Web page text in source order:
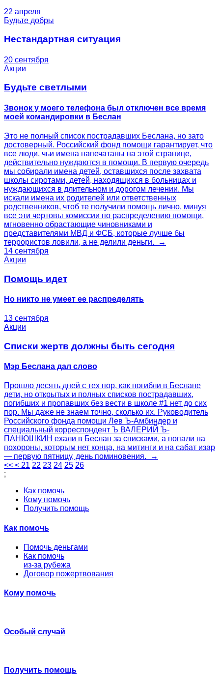
22 апреля
Будьте добры
Нестандартная ситуация
20 сентября
Акции
Будьте светлыми
Звонок у моего телефона был отключен все время
моей командировки в Беслан
Это не полный список пострадавших Беслана, но зато
достоверный. Российский фонд помощи гарантирует, что
все люди, чьи имена напечатаны на этой странице,
действительно нуждаются в помощи. В первую очередь
мы собирали имена детей, оставшихся после захвата
школы сиротами, детей, находящихся в больницах и
нуждающихся в длительном и дорогом лечении. Мы
искали имена их родителей или ответственных
родственников, чтоб те получили помощь лично, минуя
все эти чертовы комиссии по распределению помощи,
мгновенно обрастающие чиновниками и
представителями МВД и ФСБ, которые лучше бы
террористов ловили, а не делили деньги. →
14 сентября
Акции
Помощь идет
Но никто не умеет ее распределять
13 сентября
Акции
Списки жертв должны быть сегодня
Мэр Беслана дал слово
Прошло десять дней с тех пор, как погибли в Беслане
дети, но открытых и полных списков пострадавших,
погибших и пропавших без вести в школе #1 нет до сих
пор. Мы даже не знаем точно, сколько их. Руководитель
Российского фонда помощи Лев Ъ-Амбиндер и
специальный корреспондент Ъ ВАЛЕРИЙ Ъ-
ПАНЮШКИН ехали в Беслан за списками, а попали на
похороны, которым нет конца, на митинги и на сабат изар
— первую пятницу, день поминовения. →
<< < 21 22 23 24 25 26
;
Как помочь
Кому помочь
Получить помощь
Как помочь
Помочь деньгами
Как помочь
из-за рубежа
Договор пожертвования
Кому помочь
Особый случай
Получить помощь